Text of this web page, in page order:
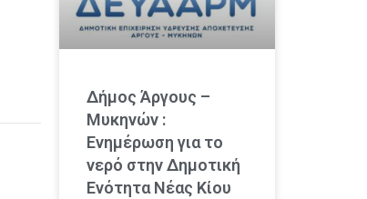
Δήμος Άργους –
Μυκηνών :
Ενημέρωση για το
νερό στην Δημοτική
Ενότητα Νέας Κίου